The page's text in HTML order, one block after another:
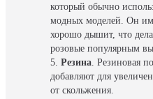
который обычно
модных моделей. Он
хорошо дышит, что
розовые популярным
Резина . Резиновая
добавляют для
от скольжения.